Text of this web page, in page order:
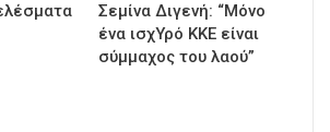
Σεμίνα Διγενή: “Μόνο
ένα ισχΥρό ΚΚΕ είναι
σύμμαχος του λαού”